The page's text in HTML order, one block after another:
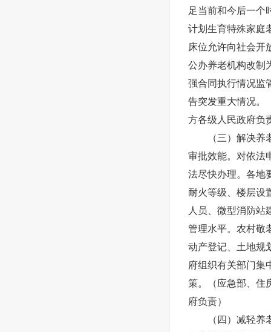
足当前和今后一个
计划生育特殊家庭
床位允许向社会开
公办养老机构改制
强合同执行情况监
告突发重大情况。
方各级人民政府负
（三）解决
审批效能。对依法
法尽快办理。各地
耐火等级、楼层设
人员、微型消防站
管理水平。农村敬
动产登记、土地规
府组织有关部门集
策。（应急部、住
府负责）
（四）减轻